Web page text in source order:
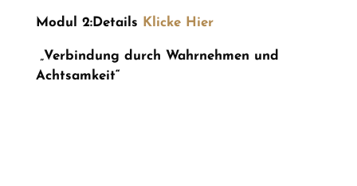
Modul 2:Details Klicke Hier
„Verbindung durch Wahrnehmen und
Achtsamkeit“